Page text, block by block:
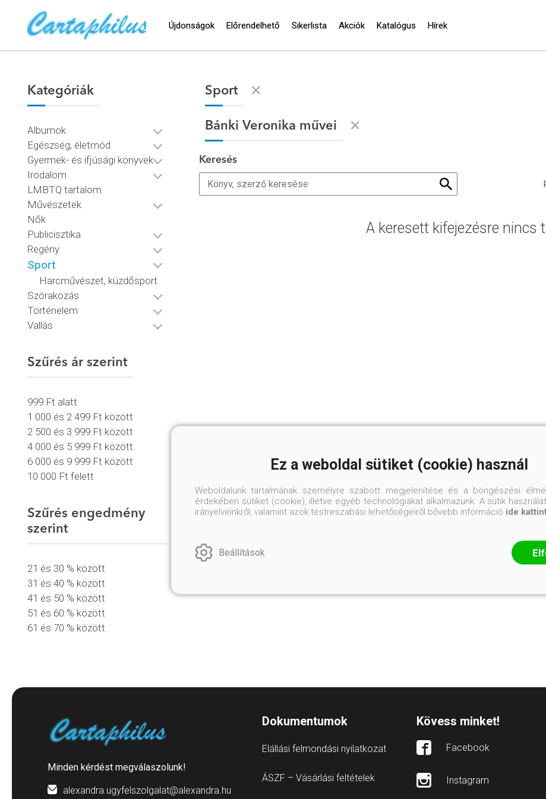
Újdonságok Előrendelhető Sikerlista Akciók Katalógus Hírek
Kategóriák
Albumok
Egészség, életmód
Gyermek- és ifjúsági könyvek
Irodalom
LMBTQ tartalom
Művészetek
Nők
Publicisztika
Regény
Sport
Harcművészet, küzdősport
Szórakozás
Történelem
Vallás
Szűrés ár szerint
999 Ft alatt
1 000 és 2 499 Ft között
2 500 és 3 999 Ft között
4 000 és 5 999 Ft között
6 000 és 9 999 Ft között
10 000 Ft felett
Szűrés engedmény
szerint
21 és 30 % között
31 és 40 % között
41 és 50 % között
51 és 60 % között
61 és 70 % között
Sport
Bánki Veronika művei
Keresés
A keresett kifejezésre nincs
Minden kérdést megválaszolunk!
alexandra.ugyfelszolgalat@alexandra.hu
Dokumentumok
Elállási felmondási nyilatkozat
ÁSZF – Vásárlási feltételek
Kövess minket!
Facebook
Instagram
Ez a weboldal sütiket (cookie) használ
Weboldalunk tartalmának személyre szabott megjelenítése és a böngészési
érdekében sütiket (cookie), illetve egyéb technológiákat alkalmazunk. A sütik
irányelveinkről, valamint azok testreszabási lehetőségeiről bővebb információ ide
Beállítások